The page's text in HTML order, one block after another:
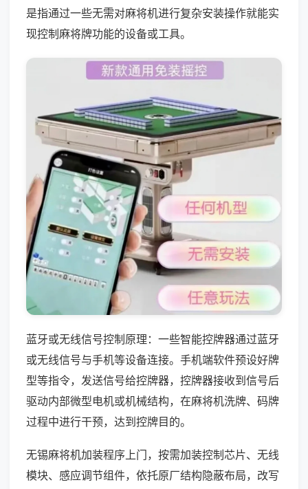
是指通过一些无需对麻将机进行复杂安装操作就能实
现控制麻将牌功能的设备或工具。
蓝牙或无线信号控制原理：一些智能控牌器通过蓝牙
或无线信号与手机等设备连接。手机端软件预设好牌
型等指令，发送信号给控牌器，控牌器接收到信号后
驱动内部微型电机或机械结构，在麻将机洗牌、码牌
过程中进行干预，达到控牌目的。
无锡麻将机加装程序上门，按需加装控制芯片、无线
模块、感应调节组件，依托原厂结构隐蔽布局，改写